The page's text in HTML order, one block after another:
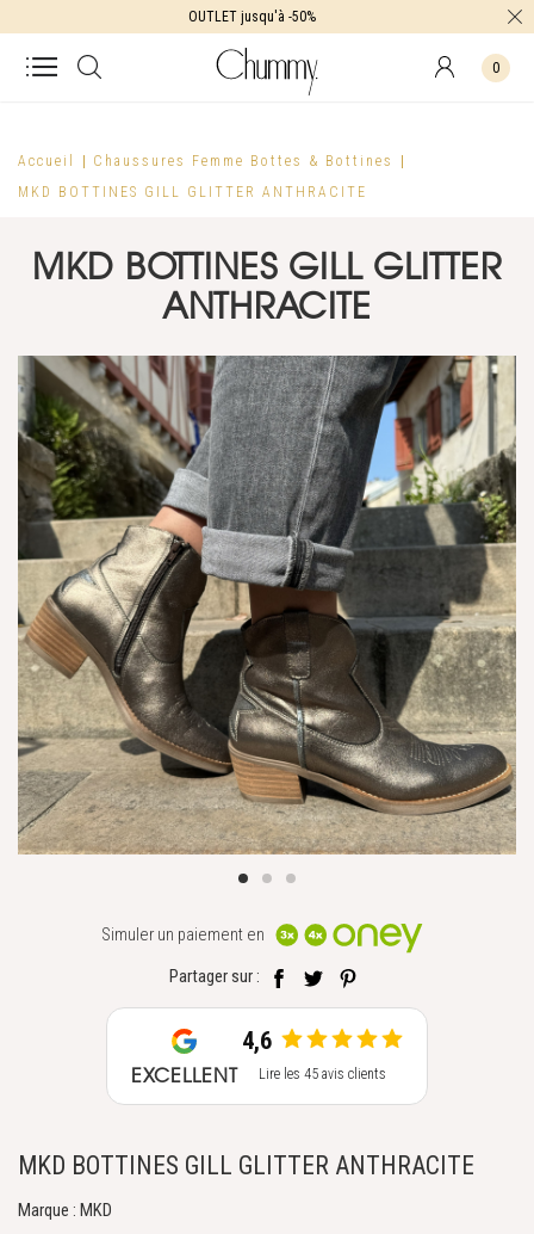
OUTLET jusqu'à -50%
0
Accueil Chaussures Femme Bottes & Bottines
MKD BOTTINES GILL GLITTER ANTHRACITE
MKD BOTTINES GILL GLITTER
ANTHRACITE
Simuler un paiement en
Partager sur :
EXCELLENT
4,6
Lire les 45 avis clients
MKD BOTTINES GILL GLITTER ANTHRACITE
Marque : MKD